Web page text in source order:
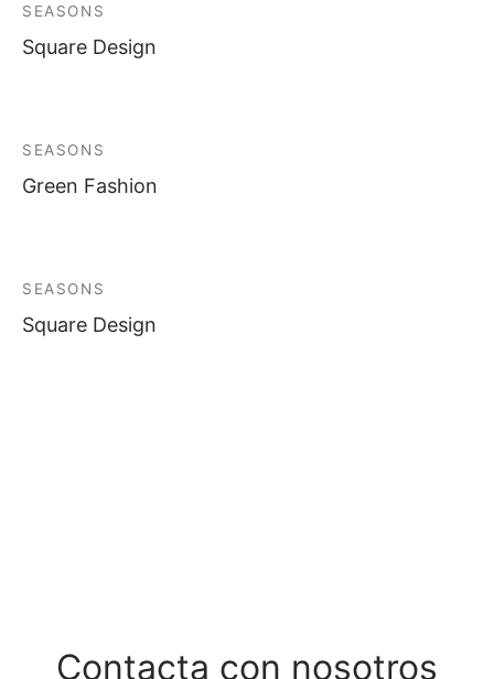
SEASONS
Square Design
SEASONS
Green Fashion
SEASONS
Square Design
Contacta con nosotros